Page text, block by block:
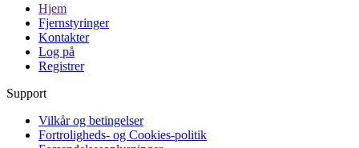
Hjem
Fjernstyringer
Kontakter
Log på
Registrer
Support
Vilkår og betingelser
Fortroligheds- og Cookies-politik